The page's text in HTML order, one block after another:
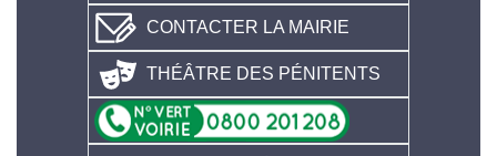
CONTACTER LA MAIRIE
THÉÂTRE DES PÉNITENTS